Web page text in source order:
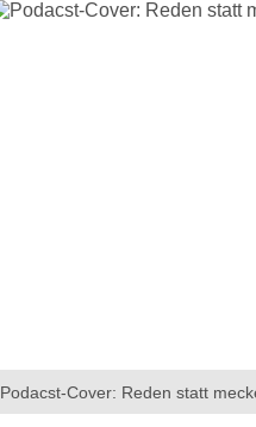
Podacst-Cover: Reden statt